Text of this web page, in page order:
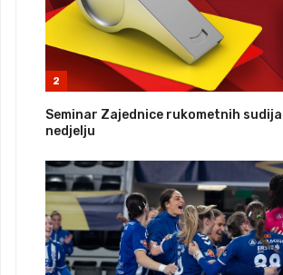
2
Seminar Zajednice rukometnih
nedjelju